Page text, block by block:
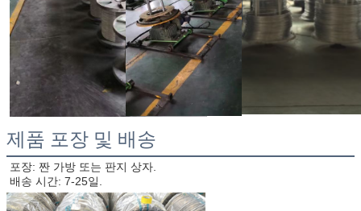
제품 포장 및 배송
포장: 짠 가방 또는 판지 상자.
배송 시간: 7-25일.